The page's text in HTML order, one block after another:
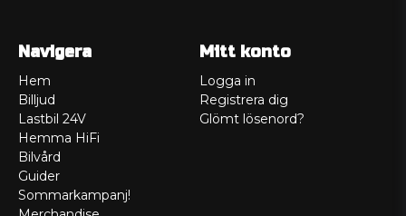
Navigera
Hem
Billjud
Lastbil 24V
Hemma HiFi
Bilvård
Guider
Sommarkampanj!
Mitt konto
Logga in
Registrera dig
Glömt lösenord?